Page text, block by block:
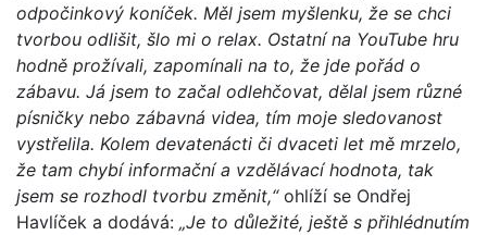
odpočinkový koníček. Měl jsem myšlenku, že se chci
tvorbou odlišit, šlo mi o relax. Ostatní na YouTube hru
hodně prožívali, zapomínali na to, že jde pořád o
zábavu. Já jsem to začal odlehčovat, dělal jsem různé
písničky nebo zábavná videa, tím moje sledovanost
vystřelila. Kolem devatenácti či dvaceti let mě mrzelo,
že tam chybí informační a vzdělávací hodnota, tak
jsem se rozhodl tvorbu změnit,“ohlíží se Ondřej
Havlíček a dodává: „Je to důležité, ještě s přihlédnutím